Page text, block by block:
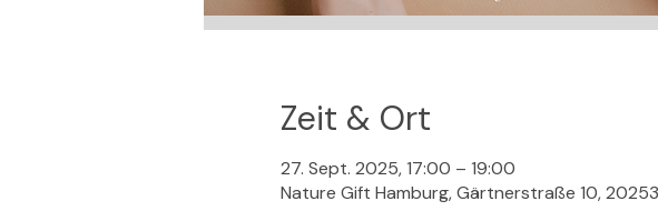
Zeit & Ort
27. Sept. 2025, 17:00 – 19:00
Nature Gift Hamburg, Gärtnerstraße 10,